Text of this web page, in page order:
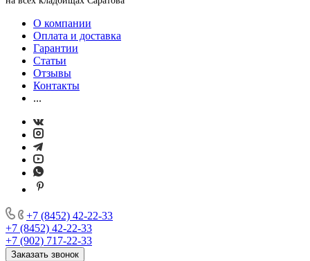
О компании
Оплата и доставка
Гарантии
Статьи
Отзывы
Контакты
...
+7 (8452) 42-22-33
+7 (8452) 42-22-33
+7 (902) 717-22-33
Заказать звонок